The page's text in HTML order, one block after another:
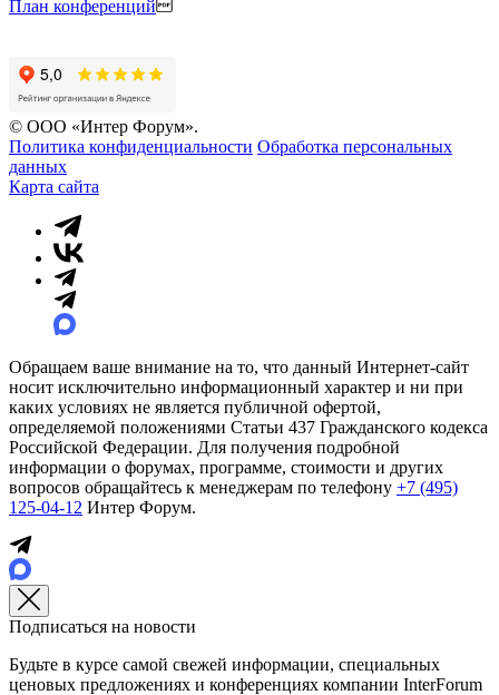
План конференций
© ООО «Интер Форум».
Политика конфиденциальности Обработка персональных
данных
Карта сайта
Обращаем ваше внимание на то, что данный Интернет-сайт
носит исключительно информационный характер и ни при
каких условиях не является публичной офертой,
определяемой положениями Статьи 437 Гражданского кодекса
Российской Федерации. Для получения подробной
информации о форумах, программе, стоимости и других
вопросов обращайтесь к менеджерам по телефону +7 (495)
125-04-12 Интер Форум.
Подписаться на новости
Будьте в курсе самой свежей информации, специальных
ценовых предложениях и конференциях компании InterForum